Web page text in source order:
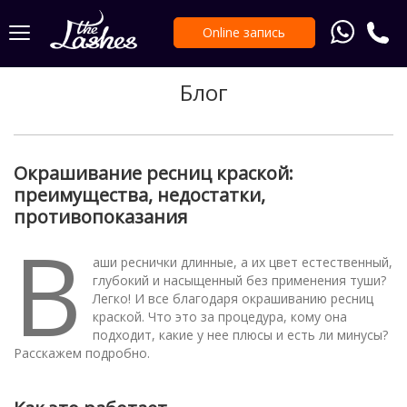
Online запись
Блог
Окрашивание ресниц краской:
преимущества, недостатки,
противопоказания
В
аши реснички длинные, а их цвет естественный,
глубокий и насыщенный без применения туши?
Легко! И все благодаря окрашиванию ресниц
краской. Что это за процедура, кому она
подходит, какие у нее плюсы и есть ли минусы?
Расскажем подробно.